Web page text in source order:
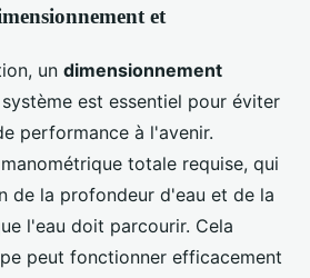
et
un dimensionnement
est essentiel pour éviter
performance à l'avenir.
totale requise, qui
de la profondeur d'eau et de la
l'eau doit parcourir. Cela
peut fonctionner efficacement